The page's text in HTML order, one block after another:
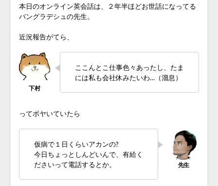
本日のオンライン英会話は、２年半ほどお世話になってる
バングラデシュの先生。
近況報告がてら、
ここんとこ仕事色々あったし、たま
には私も会社休みたいわ…（溜息）
ってボヤいていたら
仮病で１日くらいアカンの?
今日ちょっとしんどいんで、有給く
ださいって電話するとか。